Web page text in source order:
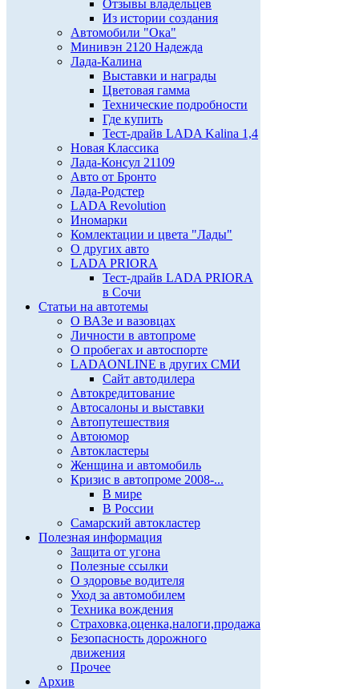
Отзывы владельцев
Из истории создания
Автомобили "Ока"
Минивэн 2120 Надежда
Лада-Калина
Выставки и награды
Цветовая гамма
Технические подробности
Где купить
Тест-драйв LADA Kalina 1,4
Новая Классика
Лада-Консул 21109
Авто от Бронто
Лада-Родстер
LADA Revolution
Иномарки
Комлектации и цвета "Лады"
О других авто
LADA PRIORA
Тест-драйв LADA PRIORA
в Сочи
Статьи на автотемы
О ВАЗе и вазовцах
Личности в автопроме
О пробегах и автоспорте
LADAONLINE в других СМИ
Сайт автодилера
Автокредитование
Автосалоны и выставки
Автопутешествия
Автоюмор
Автокластеры
Женщина и автомобиль
Кризис в автопроме 2008-...
В мире
В России
Самарский автокластер
Полезная информация
Защита от угона
Полезные ссылки
О здоровье водителя
Уход за автомобилем
Техника вождения
Страховка,оценка,налоги,продажа
Безопасность дорожного
движения
Прочее
Архив